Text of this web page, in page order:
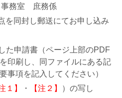
務室 庶務係
同封し郵送にてお申し込み
た申請書（ページ上部のPDF
印刷し、同ファイルにある記
事項を記入してください）
１】 ・ 【注２】
）の写し